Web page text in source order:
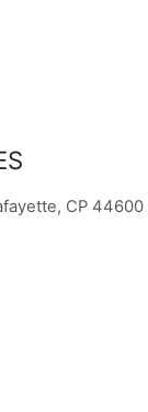
CP 44600